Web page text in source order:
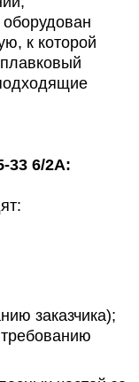
к которой
33 6/2A:
заказчика);